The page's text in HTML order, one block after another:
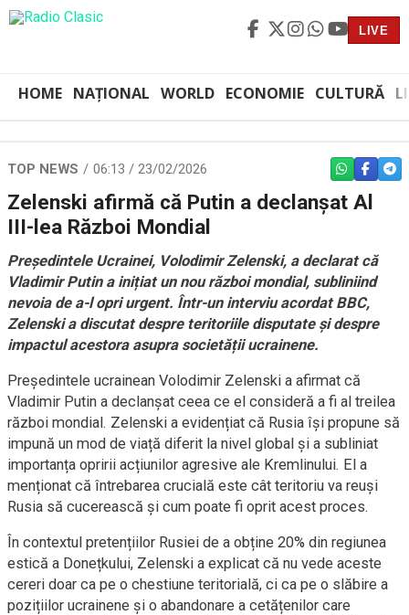
LIVE
HOME NAȚIONAL WORLD ECONOMIE CULTURĂ
TOP NEWS 06:13 / 23/02/2026 WHATSAPP
Zelenski afirmă că Putin a declanșat Al
III-lea Război Mondial
Președintele Ucrainei, Volodimir Zelenski, a declarat că
Vladimir Putin a inițiat un nou război mondial, subliniind
nevoia de a-l opri urgent. Într-un interviuacordatBBC,
Zelenski a discutat despre teritoriile disputate și despre
impactul acestora asupra societății ucrainene.
Președintele ucrainean Volodimir Zelenski a afirmat că
Vladimir Putin a declanșat ceea ce el consideră a fi al treilea
război mondial. Zelenski a evidențiat că Rusia își propune să
impună un mod de viață diferit la nivel global și a subliniat
importanța opririi acțiunilor agresive ale Kremlinului. El a
menționat că întrebarea crucială este cât teritoriu va reuși
Rusia să cucerească și cum poate fi oprit acest proces.
În contextul pretențiilor Rusiei de a obține 20% din regiunea
estică a Donețkului, Zelenski a explicat că nu vede aceste
cereri doar ca pe o chestiune teritorială, ci ca pe o slăbire a
pozițiilor ucrainene și o abandonare a cetățenilor care